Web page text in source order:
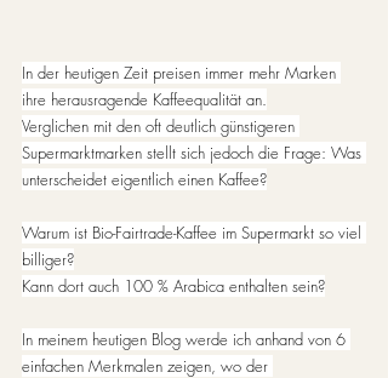
In der heutigen Zeit preisen immer mehr Marken
ihre herausragende Kaffeequalität an.
Verglichen mit den oft deutlich günstigeren
Supermarktmarken stellt sich jedoch die Frage: Was
unterscheidet eigentlich einen Kaffee?
Warum ist Bio-Fairtrade-Kaffee im Supermarkt so viel
billiger?
Kann dort auch 100 % Arabica enthalten sein?
In meinem heutigen Blog werde ich anhand von 6
einfachen Merkmalen zeigen, wo der